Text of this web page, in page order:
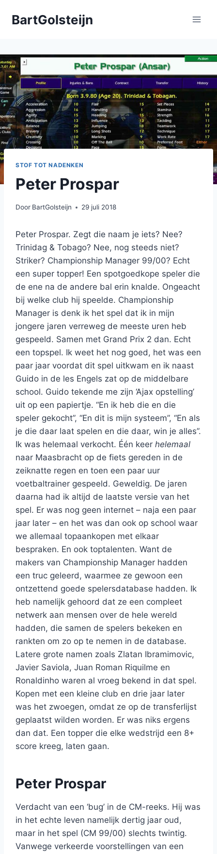
naarBartGolsteijn
STOF TOT NADENKEN
Peter Prospar
Door BartGolsteijn 29 juli 2018
Peter Prospar. Zegt die naam je iets? Nee?
Trinidag & Tobago? Nee, nog steeds niet?
Striker? Championship Manager 99/00? Echt
een super topper! Een spotgoedkope speler die
de ene na de andere bal erin knalde. Ongeacht
bij welke club hij speelde. Championship
Manager is denk ik het spel dat ik in mijn
jongere jaren verreweg de meeste uren heb
gespeeld. Samen met Grand Prix 2 dan. Echt
een topspel. Ik weet het nog goed, het was een
paar jaar voordat dit spel uitkwam en ik naast
Guido in de les Engels zat op de middelbare
school. Guido tekende me zijn ‘Ajax opstelling’
uit op een papiertje. “En ik heb die en die
speler gekocht”, “En dit is mijn systeem”, “En als
je die daar laat spelen en die daar, win je alles”.
Ik was helemaal verkocht. Één keer helemaal
naar Maasbracht op de fiets gereden in de
zeiknatte regen en toen een paar uur
voetbaltrainer gespeeld. Geweldig. De jaren
daarna had ik altijd de laatste versie van het
spel. Er was nog geen internet – naja een paar
jaar later – en het was dan ook op school waar
we allemaal topaankopen met elkaar
bespraken. En ook toptalenten. Want de
makers van Championship Manager hadden
een truc geleerd, waarmee ze gewoon een
ontzettend goede spelersdatabase hadden. Ik
heb namelijk gehoord dat ze een compleet
netwerk aan mensen over de hele wereld
hadden, die samen de spelers bekeken en
rankten om zo op te nemen in de database.
Latere grote namen zoals Zlatan Ibramimovic,
Javier Saviola, Juan Roman Riquilme en
Ronaldinho waren al vroeg bekend in dat spel.
Kopen met een kleine club en drie jaar later
was het zwoegen, omdat ze op de transferlijst
geplaatst wilden worden. Er was niks ergens
dan dat. Een topper die elke wedstrijd een 8+
score kreeg, laten gaan.
Peter Prospar
Verdacht van een ‘bug’ in de CM-reeks. Hij was
in het echte leven namelijk dertig jaar oud,
maar in het spel (CM 99/00) slechts twintig.
Vanwege verkeerde voorstellingen van een